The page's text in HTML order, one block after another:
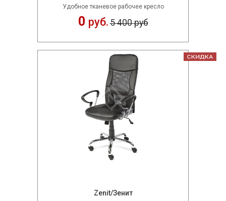
Удобное тканевое рабочее кресло
0 руб.5 400 руб
Zenit/Зенит